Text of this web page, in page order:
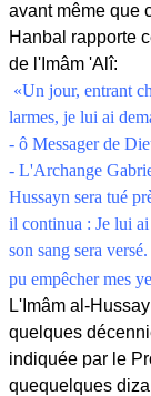
avant même que
Hanbal rapporte
de l'Imâm 'Alî:
«Un jour, entrant
larmes, je lui ai
- ô Messager de
- L'Archange
Hussayn sera tué
il continua : Je lui
son sang sera
pu empêcher mes
L'Imâm al-
quelques
indiquée par le
quequelques